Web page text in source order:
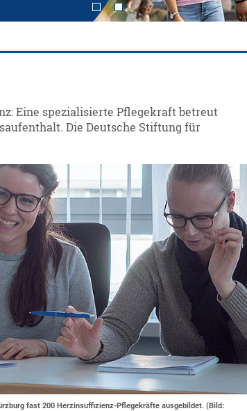
Eine spezialisierte Pflegekraft betreut
Die Deutsche Stiftung für
fast 200 Herzinsuffizienz-Pflegekräfte ausgebildet. (Bild: